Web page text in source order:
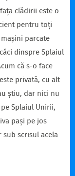
clădirii este o
pentru toți
parcate
dinspre Splaiul
că s-o face
privată, cu alt
știu, dar nici nu
Splaiul Unirii,
pași pe jos
scrisul acela